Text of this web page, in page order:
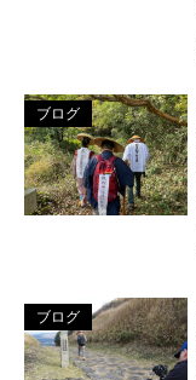
ブログ
ブログ